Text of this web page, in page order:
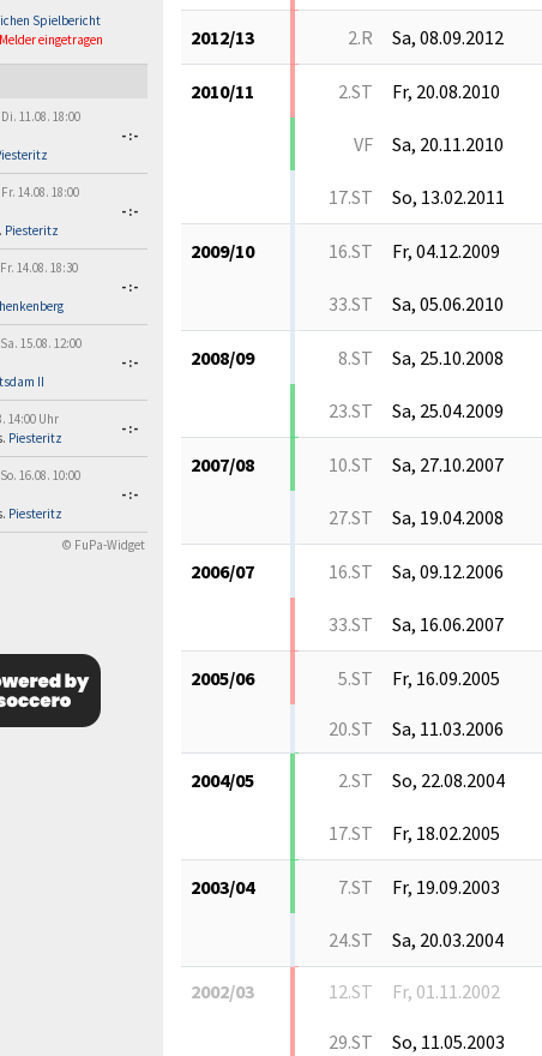
Spielbericht
eingetragen
11.08. 18:00
-:-
14.08. 18:00
Piesteritz
-:-
14.08. 18:30
-:-
15.08. 12:00
II
-:-
14:00 Uhr
Piesteritz
-:-
16.08. 10:00
Piesteritz
-:-
© FuPa-Widget
2012/13 2.R Sa, 08.09.2012
2010/11 2.ST Fr, 20.08.2010
VF Sa, 20.11.2010
17.ST So, 13.02.2011
2009/10 16.ST Fr, 04.12.2009
33.ST Sa, 05.06.2010
2008/09 8.ST Sa, 25.10.2008
23.ST Sa, 25.04.2009
2007/08 10.ST Sa, 27.10.2007
27.ST Sa, 19.04.2008
2006/07 16.ST Sa, 09.12.2006
33.ST Sa, 16.06.2007
2005/06 5.ST Fr, 16.09.2005
20.ST Sa, 11.03.2006
2004/05 2.ST So, 22.08.2004
17.ST Fr, 18.02.2005
2003/04 7.ST Fr, 19.09.2003
24.ST Sa, 20.03.2004
2002/03 12.ST Fr, 01.11.2002
29.ST So, 11.05.2003